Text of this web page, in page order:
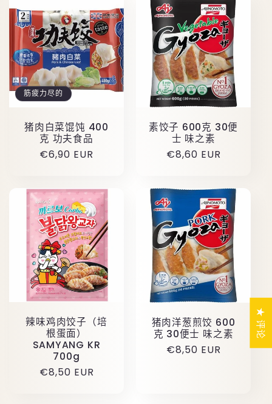
筋疲力尽的
猪肉白菜馄饨 400
克 功夫食品
原
€6,90 EUR
素饺子 600克 30便
士 味之素
原
€8,60 EUR
辣味鸡肉饺子（培
根蛋面）
SAMYANG KR
700g
原
€8,50 EUR
猪肉洋葱煎饺 600
克 30便士 味之素
原
€8,50 EUR
★ 评论